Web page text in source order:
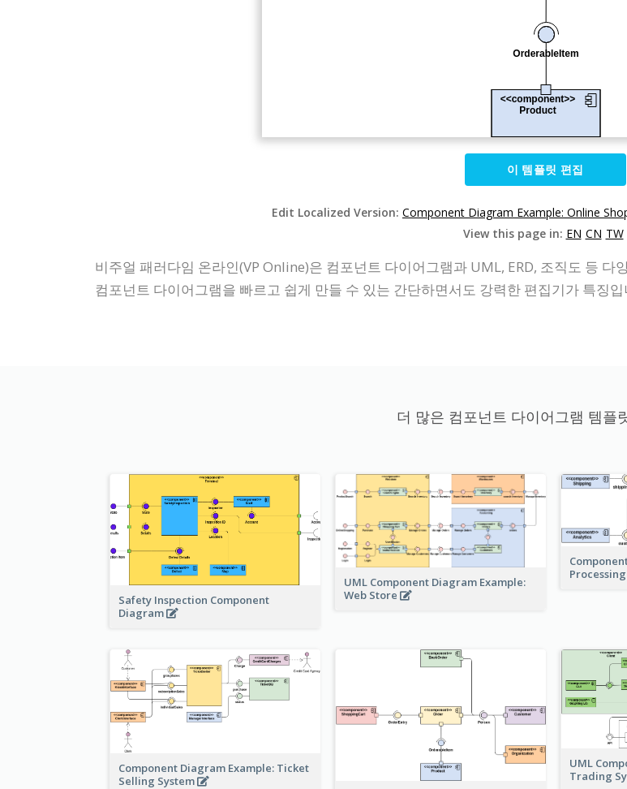
이 템플릿 편집
Edit Localized Version: Component Diagram Example: Online
View this page in: EN CN TW
비주얼 패러다임 온라인(VP Online)은 컴포넌트 다이어그램과 UML, ERD, 조직도 등
컴포넌트 다이어그램을 빠르고 쉽게 만들 수 있는 간단하면서도 강력한 편집기가 특징입
더 많은 컴포넌트 다이어그램 템플
Safety Inspection Component
Diagram
UML Component Diagram Example:
Web Store
Component Diagram Example: Ticket
Selling System
UML
Trading